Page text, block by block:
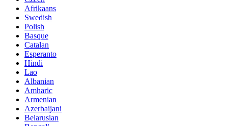
Afrikaans
Swedish
Polish
Basque
Catalan
Esperanto
Hindi
Lao
Albanian
Amharic
Armenian
Azerbaijani
Belarusian